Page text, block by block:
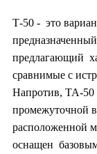
Т-50 -  это
предлагающий
сравнимые с
Напротив, ТА-50
промежуточной
расположенной
оснащен